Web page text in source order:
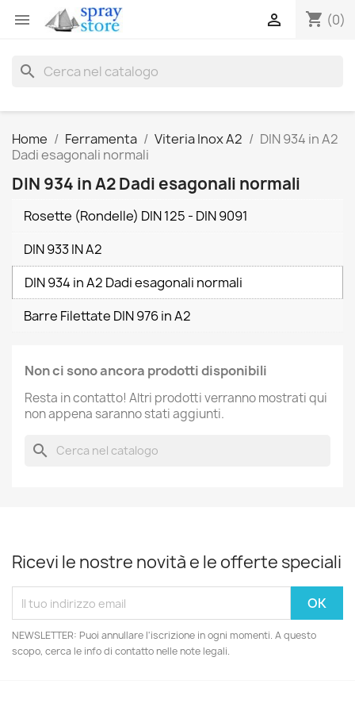
 shopping_cart (0)

search
Home Ferramenta Viteria Inox A2
DIN 934 in A2
Dadi esagonali normali
DIN 934 in A2 Dadi esagonali normali
Rosette (Rondelle) DIN 125 - DIN 9091
DIN 933 IN A2
DIN 934 in A2 Dadi esagonali normali
Barre Filettate DIN 976 in A2
Non ci sono ancora prodotti disponibili
Resta in contatto! Altri prodotti verranno mostrati qui
non appena saranno stati aggiunti.
search
Ricevi le nostre novità e le offerte speciali
NEWSLETTER: Puoi annullare l'iscrizione in ogni momenti. A questo
scopo, cerca le info di contatto nelle note legali.